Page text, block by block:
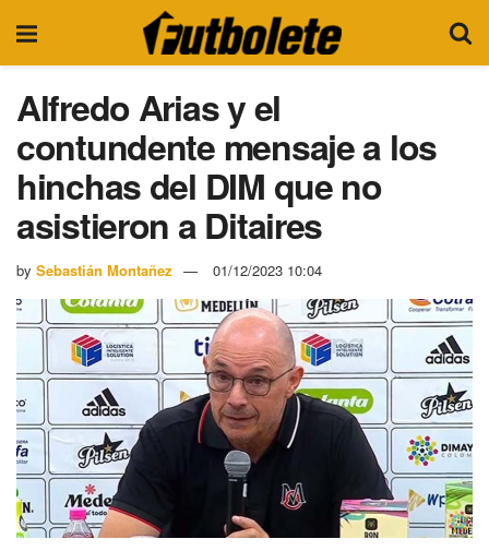
Alfredo Arias y el
contundente mensaje a los
hinchas del DIM que no
asistieron a Ditaires
by Sebastián Montañez 01/12/2023 10:04